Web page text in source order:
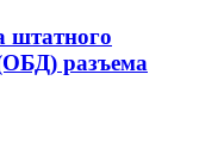
штатного
разъема